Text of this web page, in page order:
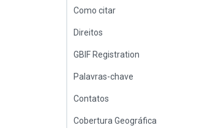
Como citar
Direitos
GBIF Registration
Palavras-chave
Contatos
Cobertura Geográfica